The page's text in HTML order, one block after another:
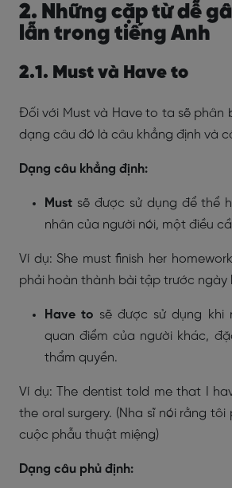
2. Những cặp từ dễ
lẫn trong tiếng Anh
2.1. Must và Have to
Đối với Must và Have to ta sẽ phân
dạng câu đó là câu khẳng định và
Dạng câu khẳng định:
Must sẽ được sử dụng để thể
nhân của người nói, một điều
Ví dụ: She must finish her
phải hoàn thành bài tập trước ngày
Have to sẽ được sử dụng khi
quan điểm của người khác,
thẩm quyền.
Ví dụ: The dentist told me that I
the oral surgery. (Nha sĩ nói rằng tôi
cuộc phẫu thuật miệng)
Dạng câu phủ định: